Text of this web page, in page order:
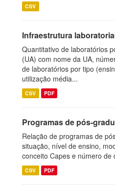
CSV
Infraestrutura
Quantitativo de laboratórios
(UA) com nome da UA,
de laboratórios por tipo
utilização média...
CSV PDF
Programas de pós-
Relação de programas de
situação, nível de ensino,
conceito Capes e número de
CSV PDF